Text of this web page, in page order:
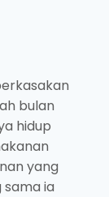
bulan
hidup
yang
ia